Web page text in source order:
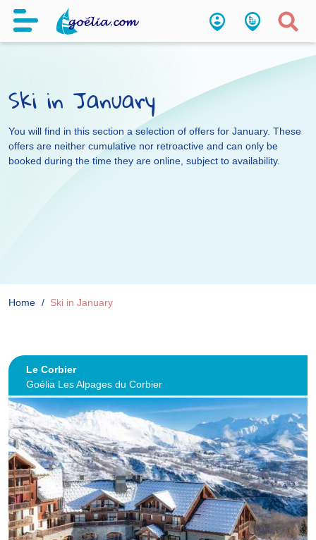
Ski in January
You will find in this section a selection of offers for January. These
offers are neither cumulative nor retroactive and can only be
booked during the time they are online, subject to availability.
Home Ski in January
Le Corbier
Goélia Les Alpages du Corbier